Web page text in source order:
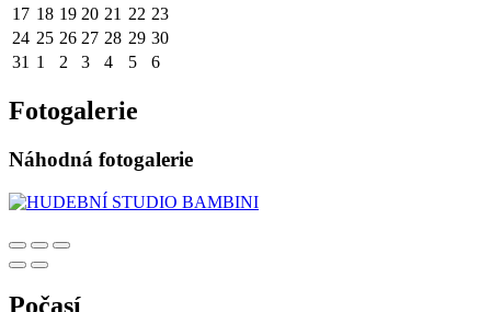
17 18 19 20 21 22 23
24 25 26 27 28 29 30
31 1 2 3 4 5 6
Fotogalerie
Náhodná fotogalerie
Počasí